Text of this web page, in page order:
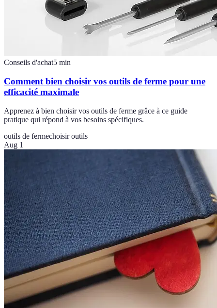
Conseils d'achat5 min
Comment bien choisir vos outils de ferme pour une
efficacité maximale
Apprenez à bien choisir vos outils de ferme grâce à ce guide
pratique qui répond à vos besoins spécifiques.
outils de fermechoisir outils
Aug 1